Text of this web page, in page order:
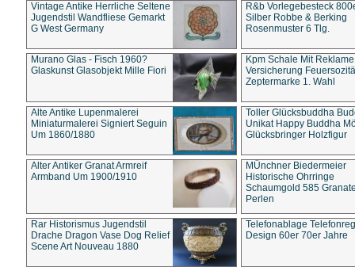
Vintage Antike Herrliche Seltene
Jugendstil Wandfliese Gemarkt
G West Germany
R&b Vorlegebesteck
Silber Robbe & Berking
Rosenmuster 6 Tlg.
Murano Glas - Fisch 1960?
Glaskunst Glasobjekt Mille Fiori
Kpm Schale Mit Reklame
Versicherung
Zeptermarke 1. Wahl
Alte Antike Lupenmalerei
Miniaturmalerei Signiert Seguin
Um 1860/1880
Toller Glücksbuddha
Unikat Happy Buddha
Glücksbringer Holzfigur
Alter Antiker Granat Armreif
Armband Um 1900/1910
MÜnchner Biedermeier
Historische Ohrringe
Schaumgold 585
Perlen
Rar Historismus Jugendstil
Drache Dragon Vase Dog Relief
Scene Art Nouveau 1880
Telefonablage
Design 60er 70er Jahre